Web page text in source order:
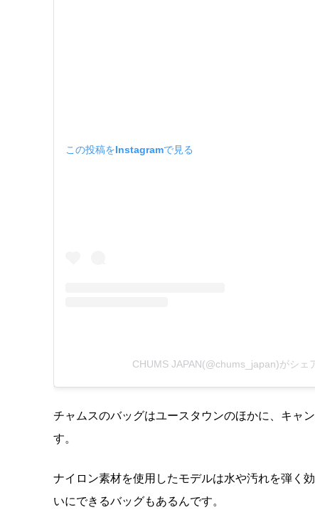
この投稿をInstagramで見る
CHUMS JAPAN(@chums_japan)がシェ
チャムスのバッグはユースタウンのほかに、キャ
す。
ナイロン素材を使用したモデルは水や汚れを弾く
いにできるバッグもあるんです。